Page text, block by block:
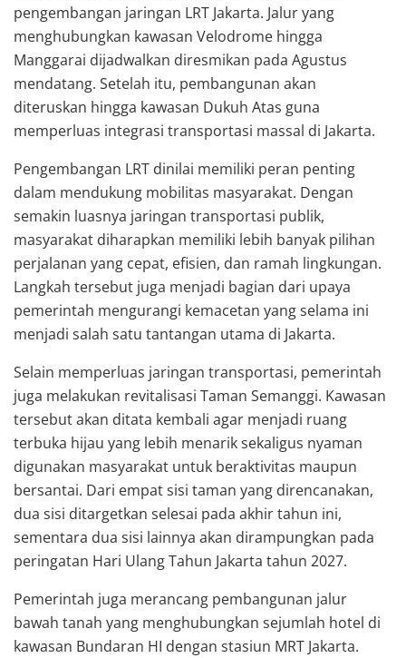
pengembangan jaringan LRT Jakarta. Jalur yang
menghubungkan kawasan Velodrome hingga
Manggarai dijadwalkan diresmikan pada Agustus
mendatang. Setelah itu, pembangunan akan
diteruskan hingga kawasan Dukuh Atas guna
memperluas integrasi transportasi massal di Jakarta.
Pengembangan LRT dinilai memiliki peran penting
dalam mendukung mobilitas masyarakat. Dengan
semakin luasnya jaringan transportasi publik,
masyarakat diharapkan memiliki lebih banyak pilihan
perjalanan yang cepat, efisien, dan ramah lingkungan.
Langkah tersebut juga menjadi bagian dari upaya
pemerintah mengurangi kemacetan yang selama ini
menjadi salah satu tantangan utama di Jakarta.
Selain memperluas jaringan transportasi, pemerintah
juga melakukan revitalisasi Taman Semanggi. Kawasan
tersebut akan ditata kembali agar menjadi ruang
terbuka hijau yang lebih menarik sekaligus nyaman
digunakan masyarakat untuk beraktivitas maupun
bersantai. Dari empat sisi taman yang direncanakan,
dua sisi ditargetkan selesai pada akhir tahun ini,
sementara dua sisi lainnya akan dirampungkan pada
peringatan Hari Ulang Tahun Jakarta tahun 2027.
Pemerintah juga merancang pembangunan jalur
bawah tanah yang menghubungkan sejumlah hotel di
kawasan Bundaran HI dengan stasiun MRT Jakarta.